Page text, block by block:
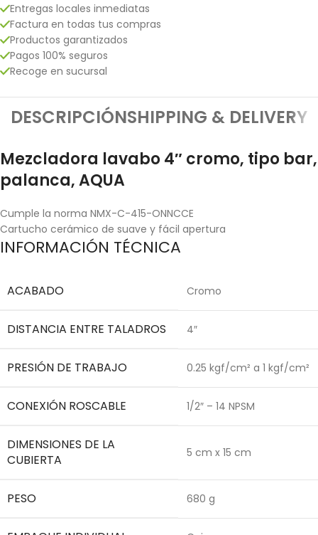
Entregas locales inmediatas
Factura en todas tus compras
Productos garantizados
Pagos 100% seguros
Recoge en sucursal
DESCRIPCIÓNSHIPPING & DELIVERY
Mezcladora lavabo 4″ cromo, tipo bar,
palanca, AQUA
Cumple la norma NMX-C-415-ONNCCE
Cartucho cerámico de suave y fácil apertura
INFORMACIÓN TÉCNICA
ACABADO Cromo
DISTANCIA ENTRE TALADROS 4″
PRESIÓN DE TRABAJO 0.25 kgf/cm² a 1 kgf/cm²
CONEXIÓN ROSCABLE 1/2″ – 14 NPSM
DIMENSIONES DE LA
CUBIERTA
5 cm x 15 cm
PESO 680 g